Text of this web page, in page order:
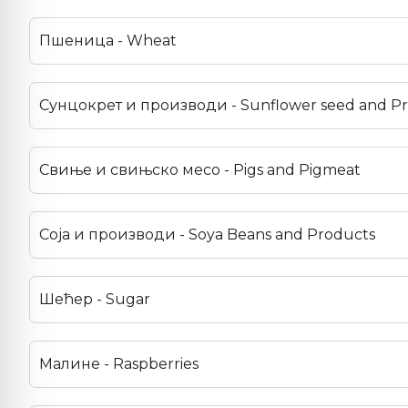
Пшеница - Wheat
Сунцокрет и производи - Sunflower seed and
Свиње и свињско месо - Pigs and Pigmeat
Соја и производи - Soya Beans and Products
Шећер - Sugar
Малине - Raspberries